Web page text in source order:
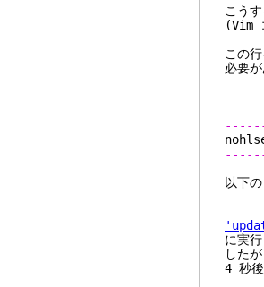
こう
(Vim
この
必要
:h
以下
に実行
した
4 秒